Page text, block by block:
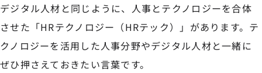
デジタル人材と同じように、人事とテクノロジーを合体
させた「HRテクノロジー（HRテック）」があります。テ
クノロジーを活用した人事分野やデジタル人材と一緒に
ぜひ押さえておきたい言葉です。